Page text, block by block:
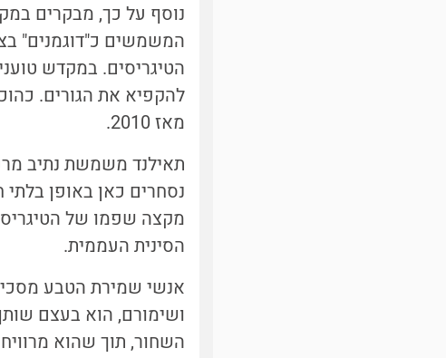
נוסף על כך, מבקרים
המשמשים כ"דוגמנים"
הטיגריסים. במקדש
להקפיא את הגורים.
מאז 2010.
תאילנד משמשת נתיב
נסחרים כאן באופן בלתי
מקצה שפמו של הטיגריס
הסינית העממית.
אנשי שמירת הטבע
ושימורם, הוא בעצם
השחור, תוך שהוא